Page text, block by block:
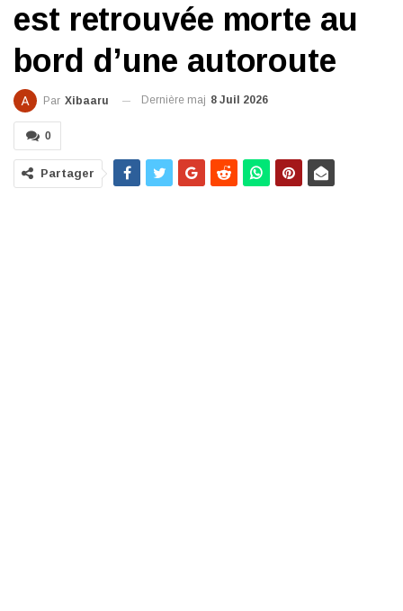
est retrouvée morte au
bord d’une autoroute
Par Xibaaru Dernière maj 8 Juil 2026
0
Partager